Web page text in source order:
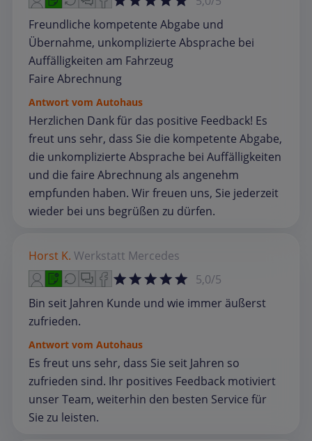
Freundliche kompetente Abgabe und
Übernahme, unkomplizierte Absprache bei
Auffälligkeiten am Fahrzeug
Faire Abrechnung
Antwort vom Autohaus
Herzlichen Dank für das positive Feedback! Es
freut uns sehr, dass Sie die kompetente Abgabe,
die unkomplizierte Absprache bei Auffälligkeiten
und die faire Abrechnung als angenehm
empfunden haben. Wir freuen uns, Sie jederzeit
wieder bei uns begrüßen zu dürfen.
Horst K. Werkstatt Mercedes
5,0/5
Bin seit Jahren Kunde und wie immer äußerst
zufrieden.
Antwort vom Autohaus
Es freut uns sehr, dass Sie seit Jahren so
zufrieden sind. Ihr positives Feedback motiviert
unser Team, weiterhin den besten Service für
Sie zu leisten.